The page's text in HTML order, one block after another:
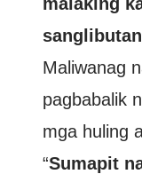
Maliwanag
pagbabalik
mga huling
“Sumapit